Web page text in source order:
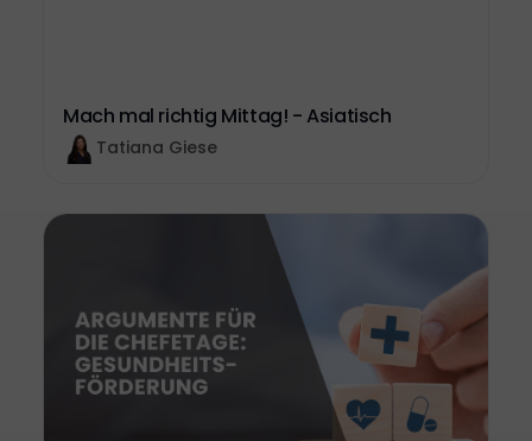
Mach mal richtig Mittag! - Asiatisch
Tatiana Giese